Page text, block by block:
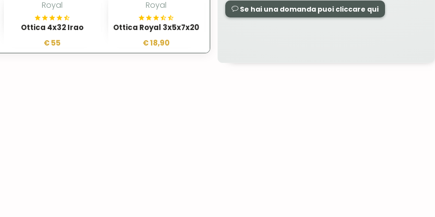
Royal
Ottica 4x32 Irao
€ 55
Royal
Ottica Royal 3x5x7x20
€ 18,90
Se hai una domanda puoi cliccare qui